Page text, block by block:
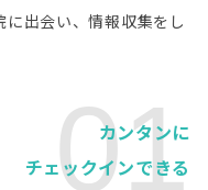
病院詳細
出会い、情報収集をし
01
カンタンに
チェックインできる